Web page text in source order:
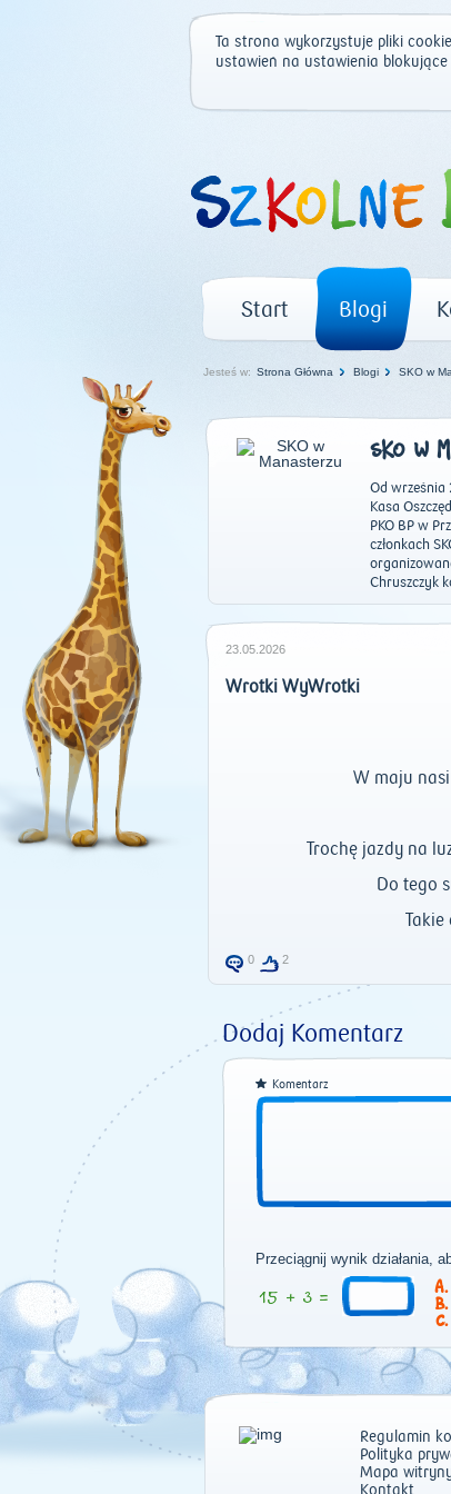
Ta strona wykorzystuje pliki
ustawień na ustawienia
Start Blogi
Jesteś w: Strona Główna Blogi SKO w
SKO W
Od września
Kasa
PKO BP w
członkach
Chruszczyk
23.05.2026
Wrotki WyWrotki
W maju
Trochę jazdy na
Do tego
0 2
Dodaj Komentarz
Komentarz
Przeciągnij wynik działania,
Regulamin
Polityka
Mapa